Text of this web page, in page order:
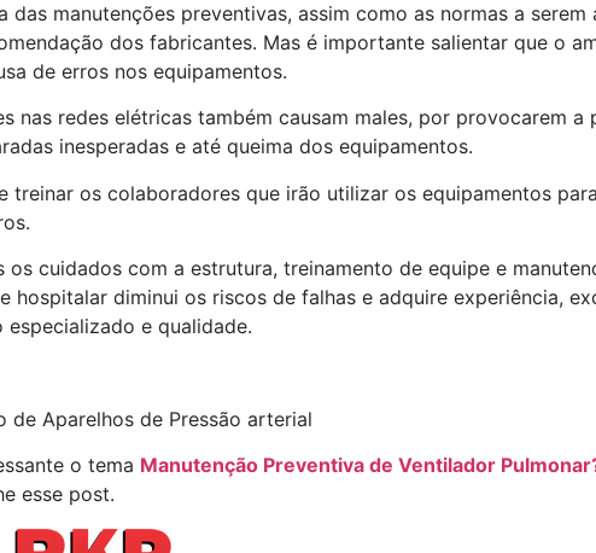
das manutenções preventivas, assim como as normas a serem
dos fabricantes. Mas é importante salientar que o
de erros nos equipamentos.
nas redes elétricas também causam males, por provocarem a
inesperadas e até queima dos equipamentos.
treinar os colaboradores que irão utilizar os equipamentos
os cuidados com a estrutura, treinamento de equipe e
hospitalar diminui os riscos de falhas e adquire experiência,
especializado e qualidade.
o tema Manutenção Preventiva de Ventilador
esse post.